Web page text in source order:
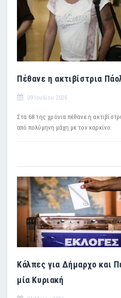
Πέθανε η ακτιβίστρια
09 Ιουλίου 2026
Στα 68 της χρόνια πέθανε η
από πολύμηνη μάχη με τον καρκίνο.
Κάλπες για Δήμαρχο και
μία Κυριακή